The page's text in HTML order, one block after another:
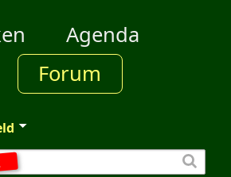
Agenda
Forum